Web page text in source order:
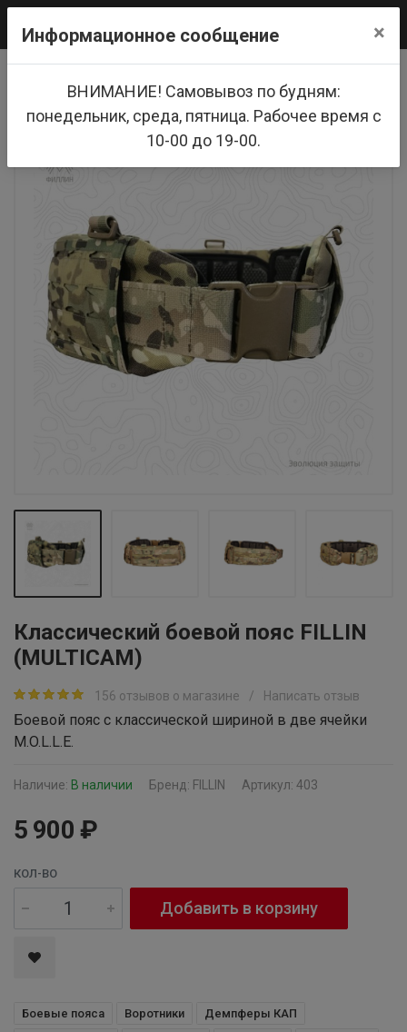
Классический боевой пояс FILLIN (MULTICAM)
Классический боевой пояс FILLIN
(MULTICAM)
156 отзывов о магазине / Написать отзыв
Боевой пояс с классической шириной в две ячейки
M.O.L.L.E.
Наличие: В наличии Бренд: FILLIN Артикул: 403
5 900 ₽
КОЛ-ВО
Добавить в корзину
Боевые пояса Воротники
Демпферы КАП
Информационное сообщение ×
ВНИМАНИЕ! Самовывоз по будням:
понедельник, среда, пятница. Рабочее время с
10-00 до 19-00.